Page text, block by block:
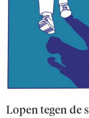
Lopen tegen de